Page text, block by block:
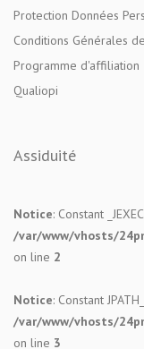
Protection Données
Conditions Générales
Programme d'affiliation
Qualiopi
Assiduité
Notice: Constant
/var/www/vhosts/
on line 2
Notice: Constant
/var/www/vhosts/
on line 3